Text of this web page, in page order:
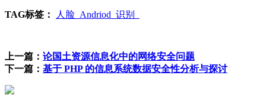
TAG标签： 人脸 Andriod 识别
上一篇： 论国土资源信息化中的网络安全问题
下一篇： 基于 PHP 的信息系统数据安全性分析与探讨